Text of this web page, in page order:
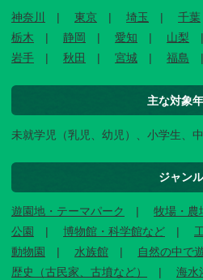
神奈川 東京 埼玉 千葉
栃木
静岡 愛知 山梨
岩手
秋田 宮城 福島
主な対象
未就学児（乳児、幼児）、小学生、
ジャンル
遊園地・テーマパーク 牧場・農
公園
博物館・科学館など
動物園
水族館 自然の中で
歴史（古民家、古墳など）
海水